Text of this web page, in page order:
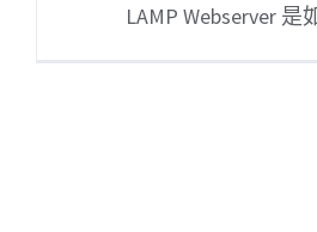
LAMP Webserver 是